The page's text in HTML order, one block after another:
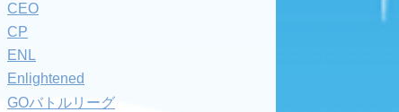
CEO
CP
ENL
Enlightened
GOバトルリーグ